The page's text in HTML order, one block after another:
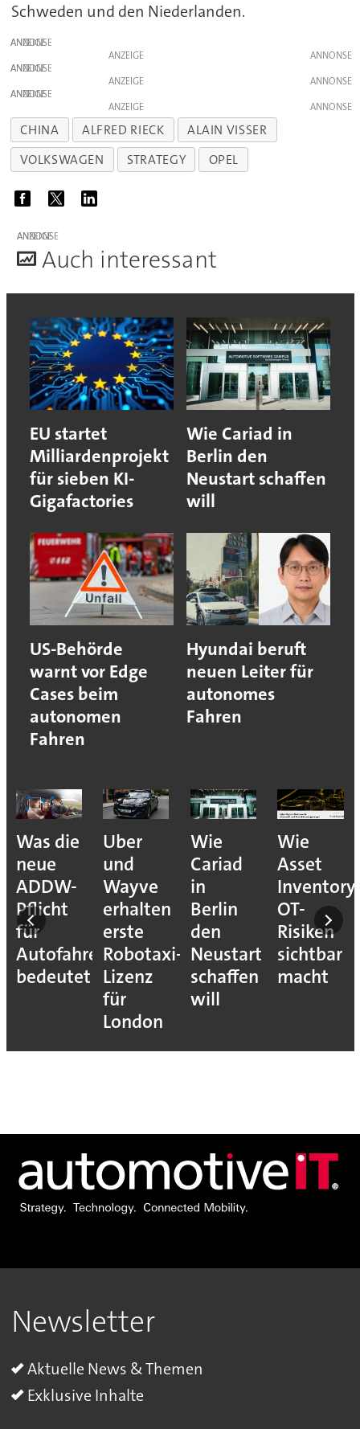
Schweden und den Niederlanden.
ANZEIGE
ANZEIGE
ANZEIGE
ANZEIGE
ANZEIGE
ANZEIGE
CHINA ALFRED RIECK
ALAIN VISSER
VOLKSWAGEN
STRATEGY OPEL
ANZEIGE
Auch interessant
EU startet
Milliardenprojekt
für sieben KI-
Gigafactories
Wie Cariad in
Berlin den
Neustart schaffen
will
US-Behörde
warnt vor Edge
Cases beim
autonomen
Fahren
Hyundai beruft
neuen Leiter für
autonomes
Fahren
Was die
neue
ADDW-
Pflicht
für
Autofahrer
bedeutet
Uber
und
Wayve
erhalten
erste
Robotaxi-
Lizenz
für
London
Wie
Cariad
in
Berlin
den
Neustart
schaffen
will
Wie
Asset
Inventory
OT-
Risiken
sichtbar
macht
Newsletter
Aktuelle News & Themen
Exklusive Inhalte